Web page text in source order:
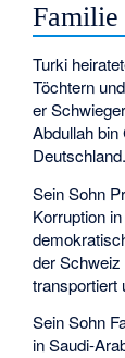
Familie
Turki
Töchtern
er
Abdullah bin
Sein Sohn
Korruption
der
transportiert
Sein Sohn
in Saudi-